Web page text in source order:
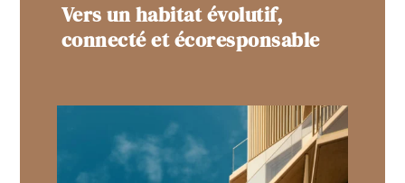
Vers un habitat évolutif,
connecté et écoresponsable